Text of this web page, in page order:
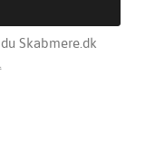
Skabmere.dk